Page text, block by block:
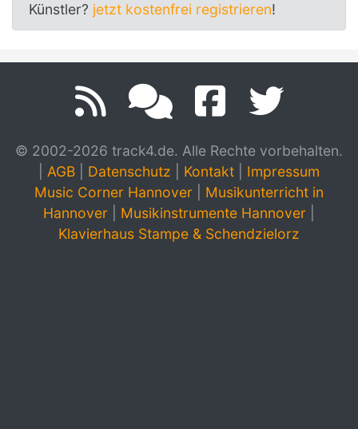
Künstler? jetzt kostenfrei registrieren!
© 2002-2026 track4.de. Alle Rechte vorbehalten.
AGB Datenschutz Kontakt
Impressum
Music Corner Hannover
Musikunterricht in
Hannover
Musikinstrumente Hannover
Klavierhaus Stampe & Schendzielorz